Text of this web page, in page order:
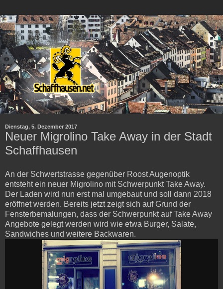
Dienstag, 5. Dezember 2017
Neuer Migrolino Take Away in der Stadt
Schaffhausen
An der Schwertstrasse gegenüber Roost Augenoptik
entsteht ein neuer Migrolino mit Schwerpunkt Take Away.
Der Laden wird nun erst mal umgebaut und soll dann 2018
eröffnet werden. Bereits jetzt zeigt sich auf Grund der
Fensterbemalungen, dass der Schwerpunkt auf Take Away
Angebote gelegt werden wird wie etwa Burger, Salate,
Sandwiches und weitere Backwaren.